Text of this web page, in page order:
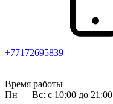
+77172695839
Время работы
Пн — Вс: с 10:00 до 21:00